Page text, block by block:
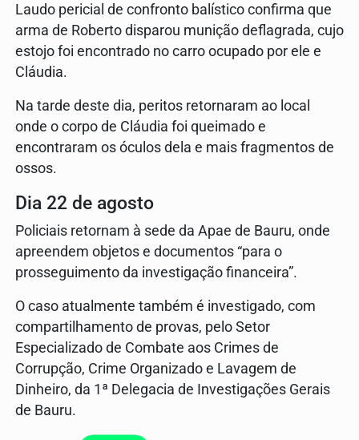
Laudo pericial de confronto balístico confirma que
arma de Roberto disparou munição deflagrada, cujo
estojo foi encontrado no carro ocupado por ele e
Cláudia.
Na tarde deste dia, peritos retornaram ao local
onde o corpo de Cláudia foi queimado e
encontraram os óculos dela e mais fragmentos de
ossos.
Dia 22 de agosto
Policiais retornam à sede da Apae de Bauru, onde
apreendem objetos e documentos “para o
prosseguimento da investigação financeira”.
O caso atualmente também é investigado, com
compartilhamento de provas, pelo Setor
Especializado de Combate aos Crimes de
Corrupção, Crime Organizado e Lavagem de
Dinheiro, da 1ª Delegacia de Investigações Gerais
de Bauru.